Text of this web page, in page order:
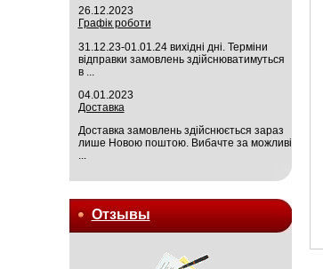
26.12.2023
Графік роботи
31.12.23-01.01.24 вихідні дні. Терміни
відправки замовлень здійснюватимуться
в ...
04.01.2023
Доставка
Доставка замовлень здійснюється зараз
лише Новою поштою. Вибачте за можливі
...
Отзывы